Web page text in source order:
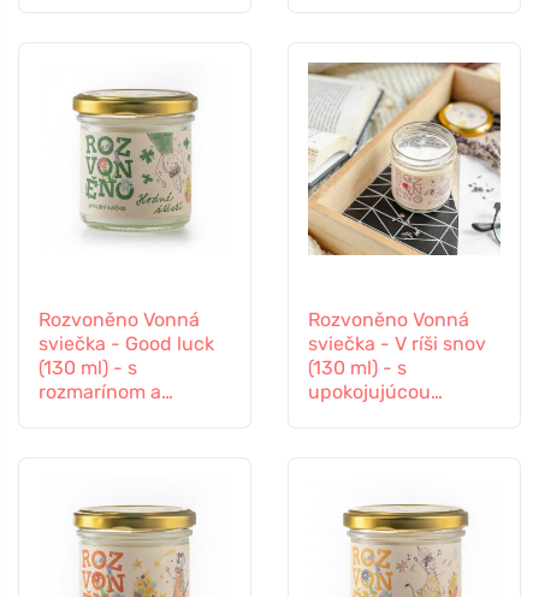
Rozvoněno Vonná
sviečka - Good luck
(130 ml) - s
rozmarínom a
Rozvoněno Vonná
sviečka - V ríši snov
(130 ml) - s
upokojujúcou